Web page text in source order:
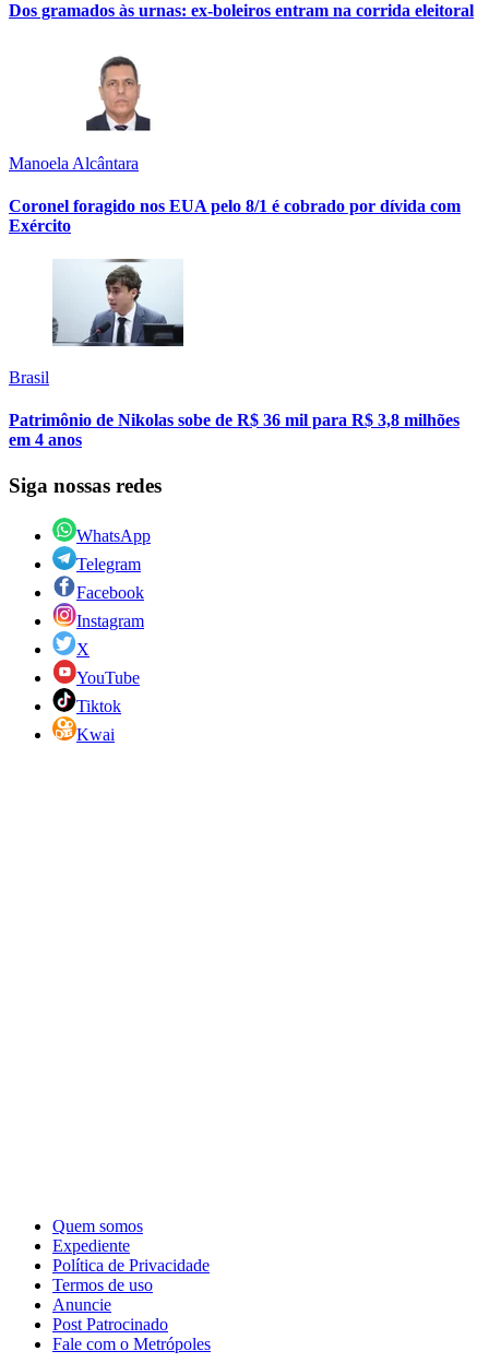
Dos gramados às urnas: ex-boleiros entram na corrida eleitoral
Manoela Alcântara
Coronel foragido nos EUA pelo 8/1 é cobrado por dívida com
Exército
Brasil
Patrimônio de Nikolas sobe de R$ 36 mil para R$ 3,8 milhões
em 4 anos
Siga nossas redes
WhatsApp
Telegram
Facebook
Instagram
X
YouTube
Tiktok
Kwai
Quem somos
Expediente
Política de Privacidade
Termos de uso
Anuncie
Post Patrocinado
Fale com o Metrópoles